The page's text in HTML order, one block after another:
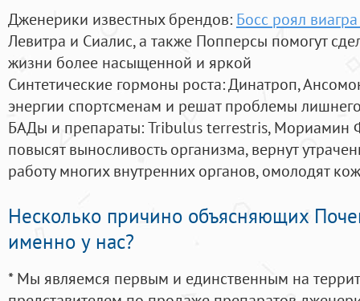
Дженерики известных брендов: Босс роял
Левитра и Сиалис, а также Попперсы помогут
жизни более насыщенной и яркой
Синтетические гормоны роста: Динатроп,
энергии спортсменам и решат проблемы
БАДы и препараты:Tribulus terrestris, Мориамин
повысят выносливость организма, вернут
работу многих внутренних органов, омолодят
Несколько причино объясняющих
именно у нас?
* Мы являемся первым и единственным на